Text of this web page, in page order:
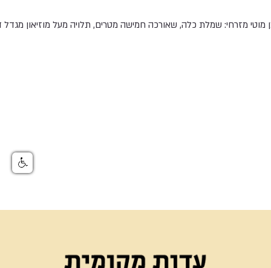
מוטי מזרחי: שמלת כלה, שאורכה חמישה מטרים, תלויה מעל מוזיאון